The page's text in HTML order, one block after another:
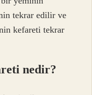
tekrar edilir ve
kefareti tekrar
nedir?